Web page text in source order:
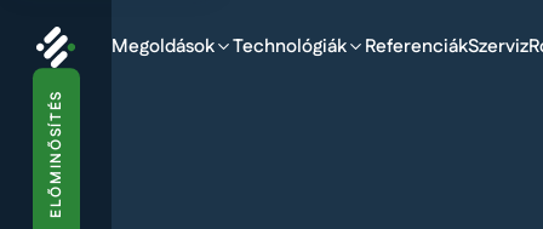
ELŐMINŐSÍTÉS
Megoldások Technológiák ReferenciákSzerviz